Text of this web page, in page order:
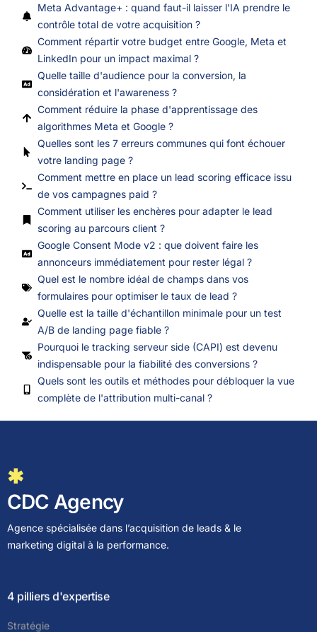
Meta Advantage+ : quand faut-il laisser l'IA prendre le
contrôle total de votre acquisition ?
Comment répartir votre budget entre Google, Meta et
LinkedIn pour un impact maximal ?
Quelle taille d'audience pour la conversion, la
considération et l'awareness ?
Comment réduire la phase d'apprentissage des
algorithmes Meta et Google ?
Quelles sont les 7 erreurs communes qui font échouer
votre landing page ?
Comment mettre en place un lead scoring efficace issu
de vos campagnes paid ?
Comment utiliser les enchères pour adapter le lead
scoring au parcours client ?
Google Consent Mode v2 : que doivent faire les
annonceurs immédiatement pour rester légal ?
Quel est le nombre idéal de champs dans vos
formulaires pour optimiser le taux de lead ?
Quelle est la taille d'échantillon minimale pour un test
A/B de landing page fiable ?
Pourquoi le tracking serveur side (CAPI) est devenu
indispensable pour la fiabilité des conversions ?
Quels sont les outils et méthodes pour débloquer la vue
complète de l'attribution multi-canal ?
✱
CDC Agency
Agence spécialisée dans l’acquisition de leads & le
marketing digital à la performance.
4 pilliers d'expertise
Stratégie